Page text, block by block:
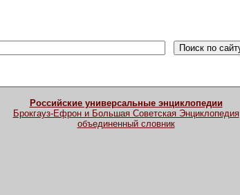
Российские универсальные энциклопедии
Брокгауз-Ефрон и Большая Советская Энциклопедия
объединенный словник